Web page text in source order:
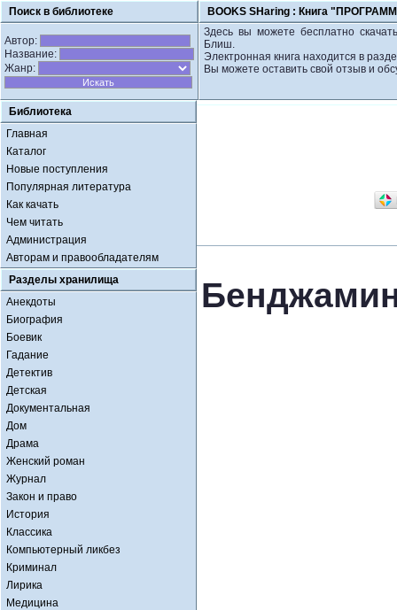
Поиск в библиотеке BOOKS SHaring : Книга
Автор:
Название:
Жанр:
Здесь вы можете бесплатно
Блиш.
Электронная книга находится в
Вы можете оставить свой отзыв и
Библиотека
Главная
Каталог
Новые поступления
Популярная литература
Как качать
Чем читать
Администрация
Авторам и правообладателям
Разделы хранилища
Анекдоты
Биография
Боевик
Гадание
Детектив
Детская
Документальная
Дом
Драма
Женский роман
Журнал
Закон и право
История
Классика
Компьютерный ликбез
Криминал
Лирика
Медицина